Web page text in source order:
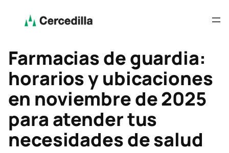
Farmacias de guardia:
horarios y ubicaciones
en noviembre de 2025
para atender tus
necesidades de salud